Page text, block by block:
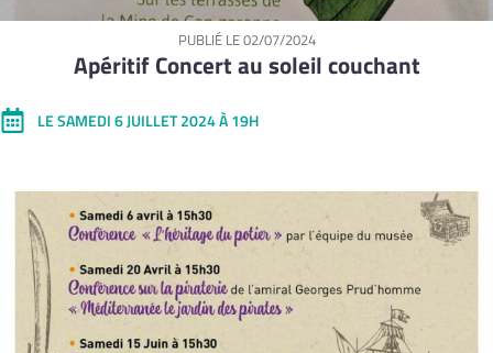
PUBLIÉ LE02/07/2024
Apéritif Concert au soleil couchant
LE SAMEDI 6 JUILLET 2024 À 19H